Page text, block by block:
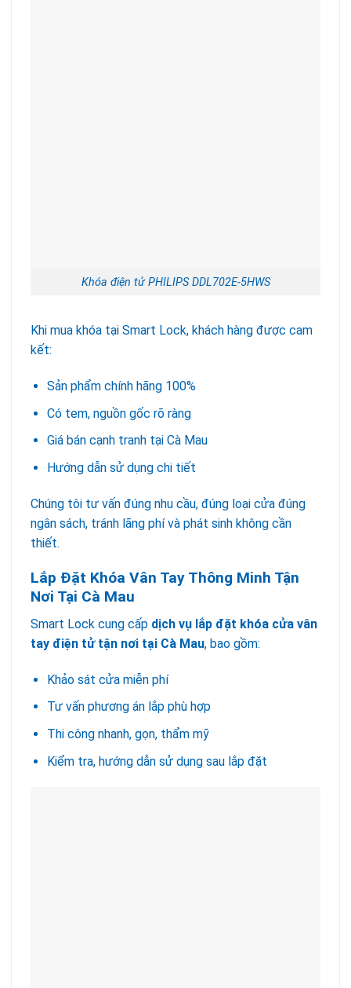
Khóa điện tử PHILIPS DDL702E-5HWS
Khi mua khóa tại Smart Lock, khách hàng được cam
kết:
Sản phẩm chính hãng 100%
Có tem, nguồn gốc rõ ràng
Giá bán cạnh tranh tại Cà Mau
Hướng dẫn sử dụng chi tiết
Chúng tôi tư vấn đúng nhu cầu, đúng loại cửa đúng
ngân sách, tránh lãng phí và phát sinh không cần
thiết.
Lắp Đặt Khóa Vân Tay Thông Minh Tận
Nơi Tại Cà Mau
Smart Lock cung cấp dịch vụ lắp đặt khóa cửa vân
tay điện tử tận nơi tại Cà Mau, bao gồm:
Khảo sát cửa miễn phí
Tư vấn phương án lắp phù hợp
Thi công nhanh, gọn, thẩm mỹ
Kiểm tra, hướng dẫn sử dụng sau lắp đặt